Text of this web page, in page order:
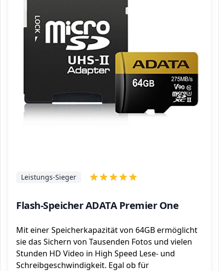
Flash-Speicher ADATA Premier One
Leistungs-Sieger
Mit einer Speicherkapazität von 64GB ermöglicht
sie das Sichern von Tausenden Fotos und vielen
Stunden HD Video in High Speed Lese- und
Schreibgeschwindigkeit. Egal ob für